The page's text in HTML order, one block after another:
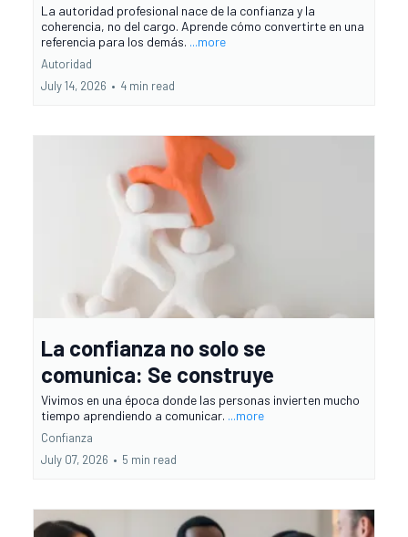
La autoridad profesional nace de la confianza y la
coherencia, no del cargo. Aprende cómo convertirte en una
referencia para los demás. ...more
Autoridad
July 14, 2026 • 4 min read
La confianza no solo se
comunica: Se construye
Vivimos en una época donde las personas invierten mucho
tiempo aprendiendo a comunicar. ...more
Confianza
July 07, 2026 • 5 min read